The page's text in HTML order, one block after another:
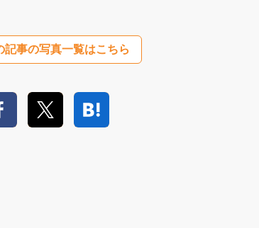
記事の写真一覧はこちら